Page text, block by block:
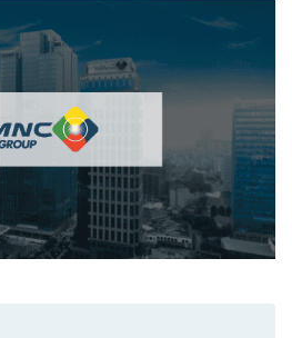
ジ制作
ョン
▸ い合わせ